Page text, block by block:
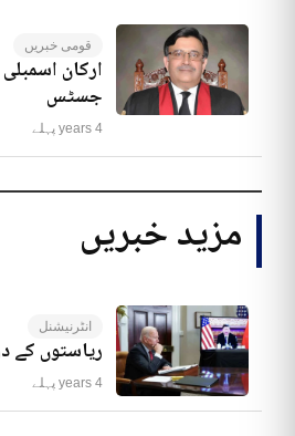
قومی خبریں
ارکان
جسٹس
4 years پہلے
مزید خبریں
انٹرنیشنل
ریاستوں کے
4 years پہلے